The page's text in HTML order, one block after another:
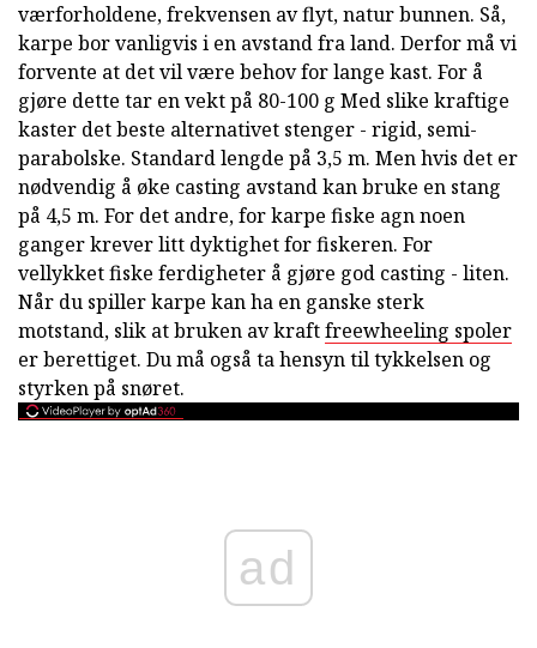
værforholdene, frekvensen av flyt, natur bunnen. Så,
karpe bor vanligvis i en avstand fra land. Derfor må vi
forvente at det vil være behov for lange kast. For å
gjøre dette tar en vekt på 80-100 g Med slike kraftige
kaster det beste alternativet stenger - rigid, semi-
parabolske. Standard lengde på 3,5 m. Men hvis det er
nødvendig å øke casting avstand kan bruke en stang
på 4,5 m. For det andre, for karpe fiske agn noen
ganger krever litt dyktighet for fiskeren. For
vellykket fiske ferdigheter å gjøre god casting - liten.
Når du spiller karpe kan ha en ganske sterk
motstand, slik at bruken av kraftfreewheeling spoler
er berettiget. Du må også ta hensyn til tykkelsen og
styrken på snøret.
ad